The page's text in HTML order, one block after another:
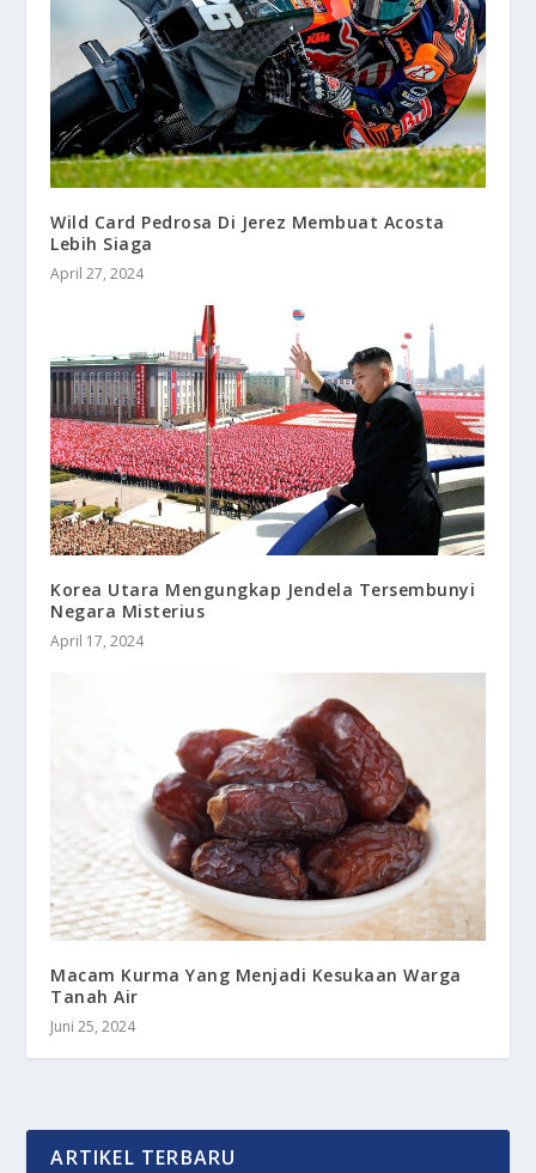
Wild Card Pedrosa Di Jerez Membuat Acosta
Lebih Siaga
April 27, 2024
Korea Utara Mengungkap Jendela Tersembunyi
Negara Misterius
April 17, 2024
Macam Kurma Yang Menjadi Kesukaan Warga
Tanah Air
Juni 25, 2024
ARTIKEL TERBARU